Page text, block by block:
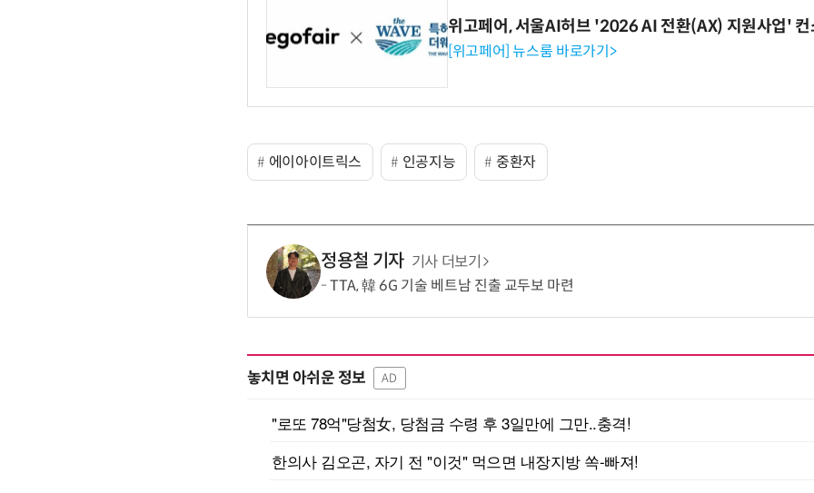
위고페어, 서울AI허브 '2026 AI 전환(AX) 지원사업' 컨
[위고페어] 뉴스룸 바로가기>
에이아이트릭스 인공지능 중환자
정용철 기자 기사 더보기
TTA, 韓 6G 기술 베트남 진출 교두보 마련
놓치면 아쉬운 정보 AD